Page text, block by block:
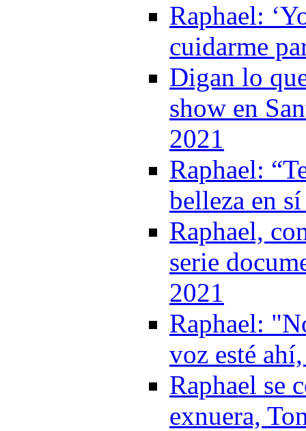
Raphael:
cuidarme
Digan lo
show en
2021
Raphael:
belleza en
Raphael,
serie
2021
Raphael:
voz esté
Raphael se
exnuera,